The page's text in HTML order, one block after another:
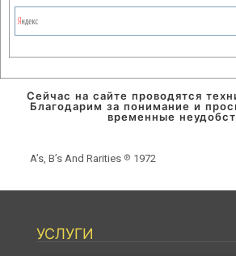
Сейчас на сайте проводятся
Благодарим за понимание и
временные
A’s, B’s And Rarities ℗ 1972
УСЛУГИ